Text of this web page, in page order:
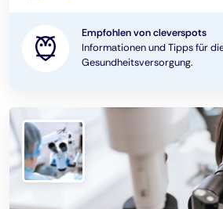
Empfohlen von cleverspots
Informationen und Tipps für
Gesundheitsversorgung.